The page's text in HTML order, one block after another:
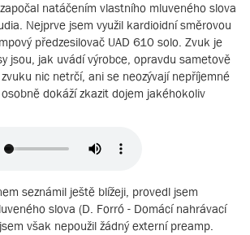
natáčením vlastního mluveného slova
Nejprve jsem využil kardioidní směrovou
předzesilovač UAD 610 solo. Zvuk je
jsou, jak uvádí výrobce, opravdu sametově
nic netrčí, ani se neozývají nepříjemné
dokáží zkazit dojem jakéhokoliv
seznámil ještě blížeji, provedl jsem
slova (D. Forró - Domácí nahrávací
však nepoužil žádný externí preamp.